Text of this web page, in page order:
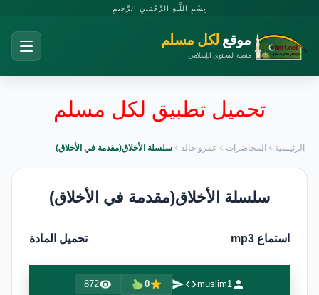
بِسْمِ اللَّـهِ الرَّحْمَـٰنِ الرَّحِيمِ
موقع لكل مسلم
منصة المحتوى الإسلامي
تحميل تطبيق لكل مسلم
الرئيسية المحاضرات عمرو خالد سلسلة الأخلاق(مقدمة في الأخلاق)
سلسلة الأخلاق(مقدمة في الأخلاق)
استماع mp3 تحميل المادة
muslim1
0
872